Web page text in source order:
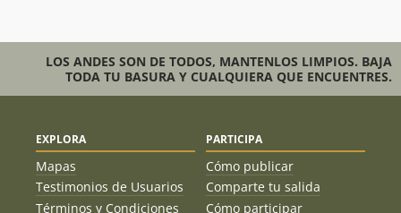
LOS ANDES SON DE TODOS, MANTENLOS LIMPIOS. BAJA
TODA TU BASURA Y CUALQUIERA QUE ENCUENTRES.
EXPLORA
Mapas
Testimonios de Usuarios
Términos y Condiciones
PARTICIPA
Cómo publicar
Comparte tu salida
Cómo participar